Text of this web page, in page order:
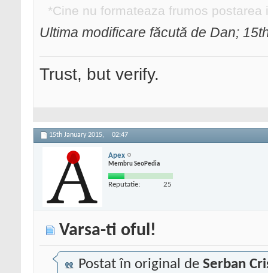
*Cine nu formateaza frumos
Ultima modificare făcută de Dan;
Trust, but verify.
15th January 2015, 02:47
Apex
Membru SeoPedia
Reputatie: 25
Varsa-ti oful!
Postat în original de Serban